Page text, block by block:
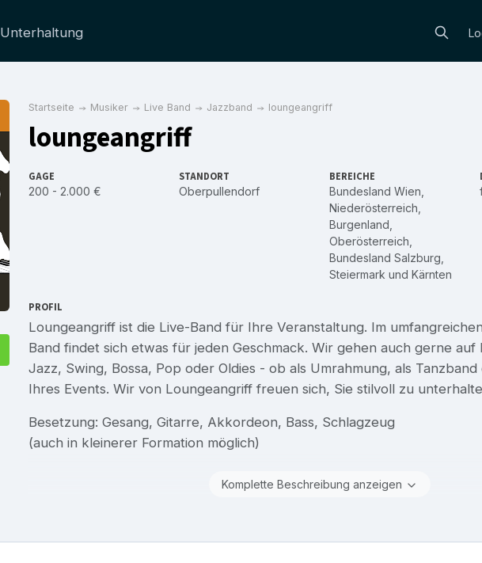
Unterhaltung
Startseite Musiker Live Band Jazzband loungeangriff
loungeangriff
GAGE
200 - 2.000 €
STANDORT
Oberpullendorf
BEREICHE
Bundesland Wien
Niederösterreich
Burgenland
Oberösterreich
Bundesland Salzburg
Steiermark und Kärnten
PROFIL
Loungeangriff ist die Live-Band für Ihre Veranstaltung. Im
Band findet sich etwas für jeden Geschmack. Wir gehen auch gerne auf
Jazz, Swing, Bossa, Pop oder Oldies - ob als Umrahmung, als
Ihres Events. Wir von Loungeangriff freuen sich, Sie stilvoll zu
Besetzung: Gesang, Gitarre, Akkordeon, Bass, Schlagzeug
(auch in kleinerer Formation möglich)
Komplette Beschreibung anzeigen